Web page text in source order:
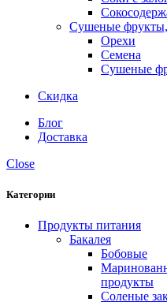
Сушеные фрукты,
Орехи
Семена
Сушеные
Скидка
Блог
Доставка
Close
Категории
Продукты питания
Бакалея
Бобовые
продукты
Соленые